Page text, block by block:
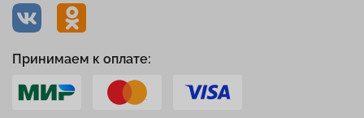
Принимаем к оплате: